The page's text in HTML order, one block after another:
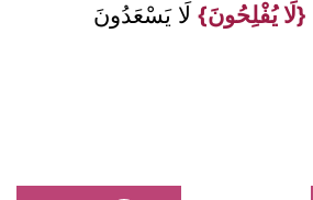
{لَا يُفْلِحُونَ} لَا يَسْعَدُونَ